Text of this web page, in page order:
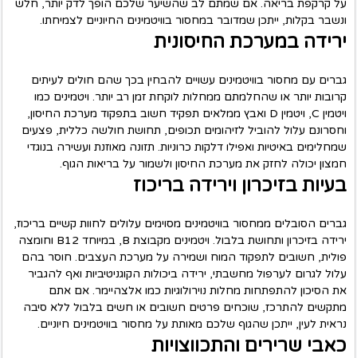
על קרקפת בריאה. אם שמתם לב שהשיער שלכם הופך לדק יותר, חלש
ונשבר בקלות, ייתכן שמדובר במחסור בוויטמינים החיוניים לצמיחתו.
ירידה במערכת החיסונית
גברים עם מחסור בוויטמינים עשויים להבחין בכך שהם חולים לעיתים
קרובות יותר או שהחלמתם ממחלות לוקחת זמן רב יותר. ויטמינים כמו
ויטמין C, ויטמין D ואבץ ממלאים תפקיד חשוב בתפקוד מערכת החיסון,
וחסרונם עלול להוביל לזיהומים תכופים, תחושת חולשה כללית, פצעים
שמחלימים באיטיות ואפילו דלקות כרוניות. תזונה מאוזנת ועשירה בנוגדי
חמצון יכולה לחזק את מערכת החיסון ולשמור על בריאות הגוף.
בעיות בזיכרון וירידה בריכוז
גברים הסובלים ממחסור בוויטמינים מסוימים עלולים לחוות קשיים בריכוז,
ירידה בזיכרון ותחושת בלבול. ויטמינים מקבוצת B, במיוחד B12 וחומצה
פולית, חשובים לתפקוד המוח ושמירה על מערכת העצבים. חוסר בהם
עלול לגרום לערפול מחשבתי, ירידה ביכולות הקוגניטיביות ואף להגביר
את הסיכון להתפתחות מחלות נוירולוגיות כמו אלצהיימר. אם אתם
מתקשים להתרכז, שוכחים פרטים חשובים או חשים בלבול ללא סיבה
נראית לעין, ייתכן שהגוף שלכם מאותת על מחסור בוויטמינים חיוניים.
כאבי שרירים והתכווצויות